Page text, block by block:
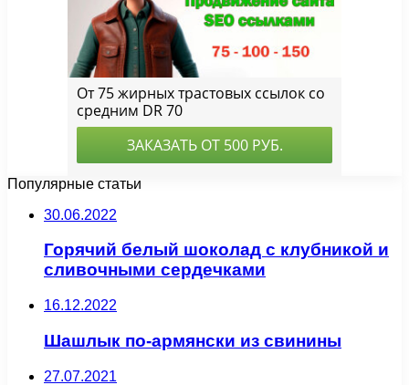
Популярные статьи
30.06.2022
Горячий белый шоколад с клубникой и
сливочными сердечками
16.12.2022
Шашлык по-армянски из свинины
27.07.2021